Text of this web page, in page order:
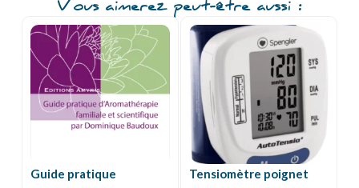
Vous aimerez peut-être aussi :
Guide pratique
Tensiomètre poignet